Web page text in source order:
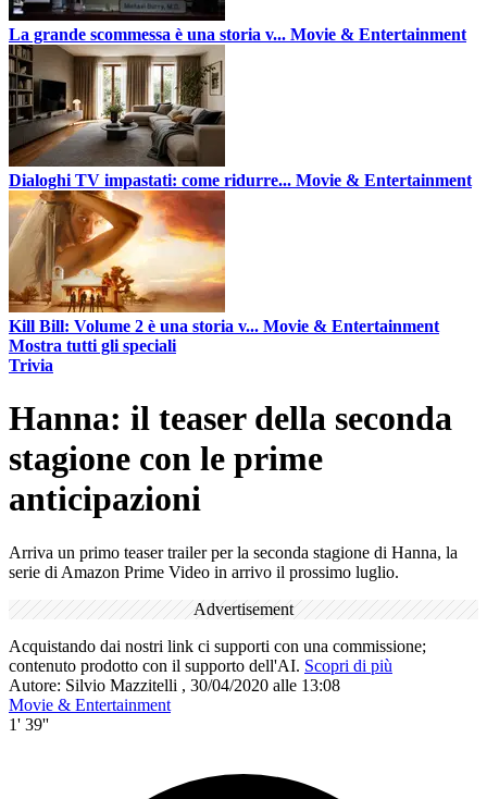
La grande scommessa è una storia v... Movie & Entertainment
Dialoghi TV impastati: come ridurre... Movie & Entertainment
Kill Bill: Volume 2 è una storia v... Movie & Entertainment
Mostra tutti gli speciali
Trivia
Hanna: il teaser della seconda
stagione con le prime
anticipazioni
Arriva un primo teaser trailer per la seconda stagione di Hanna, la
serie di Amazon Prime Video in arrivo il prossimo luglio.
Advertisement
Acquistando dai nostri link ci supporti con una commissione;
contenuto prodotto con il supporto dell'AI. Scopri di più
Autore: Silvio Mazzitelli , 30/04/2020 alle 13:08
Movie & Entertainment
1' 39''